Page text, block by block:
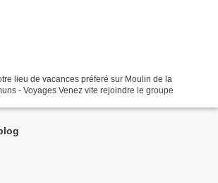
lieu de vacances préferé sur Moulin de la
- Voyages Venez vite rejoindre le groupe